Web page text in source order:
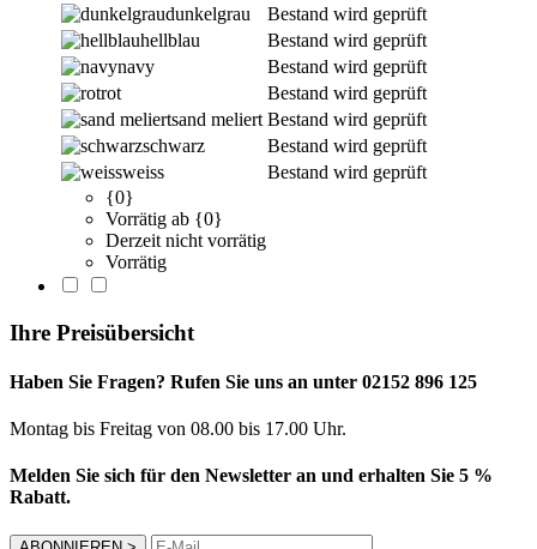
dunkelgrau
Bestand wird geprüft
hellblau
Bestand wird geprüft
navy
Bestand wird geprüft
rot
Bestand wird geprüft
sand meliert Bestand wird geprüft
schwarz
Bestand wird geprüft
weiss
Bestand wird geprüft
{0}
Vorrätig ab {0}
Derzeit nicht vorrätig
Vorrätig
Ihre Preisübersicht
Haben Sie Fragen? Rufen Sie uns an unter 02152 896 125
Montag bis Freitag von 08.00 bis 17.00 Uhr.
Melden Sie sich für den Newsletter an und erhalten Sie 5 %
Rabatt.